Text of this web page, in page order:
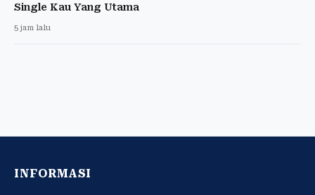
Single Kau Yang Utama
5 jam lalu
INFORMASI